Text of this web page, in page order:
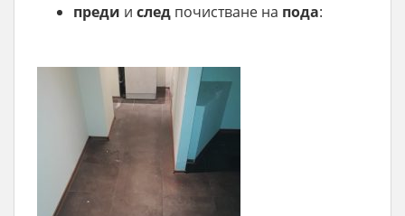
преди и след почистване на пода: